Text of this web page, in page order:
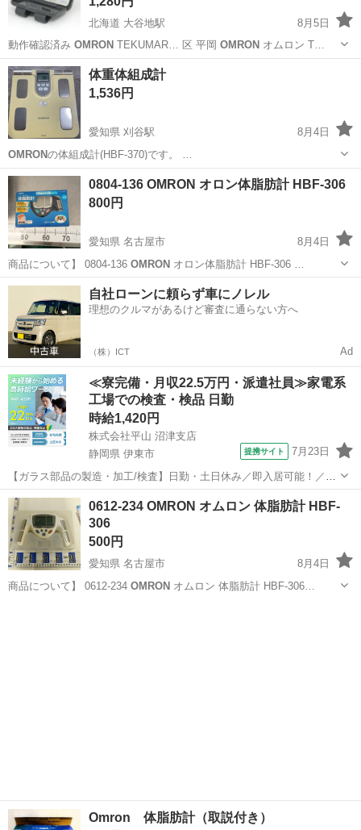
北海道 大谷地駅
8月5日
動作確認済み OMRON TEKUMAR… 区 平岡 OMRON オムロン T…
北海道 札幌市 大谷地駅
体重体組成計
1,536円
愛知県 刈谷駅
8月4日
OMRONの体組成計(HBF-370)です。 …
愛知 刈谷市 体組成計
0804-136 OMRON オロン体脂肪計 HBF-306
800円
愛知県 名古屋市
8月4日
商品について】 0804-136 OMRON オロン体脂肪計 HBF-306 …
愛知 名古屋市 HBF
自社ローンに頼らず車にノレル
理想のクルマがあるけど審査に通らない方へ
（株）ICT Ad
≪寮完備・月収22.5万円・派遣社員≫家電系
工場での検査・検品 日勤
時給1,420円
株式会社平山 沼津支店
静岡県 伊東市
提携サイト 7月23日
【ガラス部品の製造・加工/検査】日勤・土日休み／即入居可能！／伊
豆でのんびりライフ♪ ガラス部品の製造・加工/検査 【株式会社平山で
の正社員採用（無期雇用派遣）となります】 「2人で同じ職場で働き
たい」 「仕事も休みも一...
静岡 伊東市
0612-234 OMRON オムロン 体脂肪計 HBF-
306
500円
愛知県 名古屋市
8月4日
商品について】 0612-234 OMRONオムロン 体脂肪計 HBF-306…
Omron 体脂肪計（取説付き）